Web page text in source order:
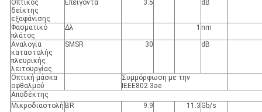
Όπτικος
δείκτης
εξαφάνισης
Επείγοντα 3.5 dB
Φασματικό
πλάτος
Δλ 1 nm
Αναλογία
καταστολής
πλευρικής
λειτουργίας
SMSR 30 dB
Οπτική μάσκα
οφθαλμού
Συμμόρφωση με την
IEEE802.3ae
Αποδέκτης
Μικροδιαστολή BR 9.9 11.3 Gb/s